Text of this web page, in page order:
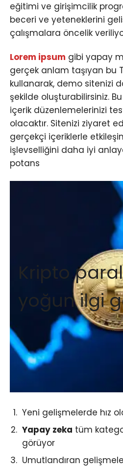
eğitimi ve girişimcilik
beceri ve yeteneklerini
çalışmalara öncelik
Lorem ipsum gibi yapay
gerçek anlam taşıyan bu
kullanarak, demo sitenizi
şekilde oluşturabilirsiniz.
içerik düzenlemelerinizi
olacaktır. Sitenizi ziyaret
gerçekçi içeriklerle
işlevselliğini daha iyi
potans
Kripto
yoğun ilgi
Yeni gelişmelerde hız
Yapay zeka tüm
görüyor
Umutlandıran